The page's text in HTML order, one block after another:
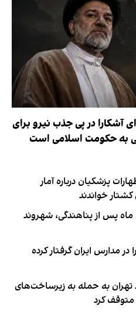
آشکارا در پی جذب نیرو برای
به حکومت اسلامی است
پزشکیان درباره آمار
کشتار خواندند
دو فوتبالیست زن ایرانی ۵ ماه پس از پناهندگی، شهروند
در مدارس ایران گرفتار کرده
تهران به حمله به زیرساخت‌های
کرد